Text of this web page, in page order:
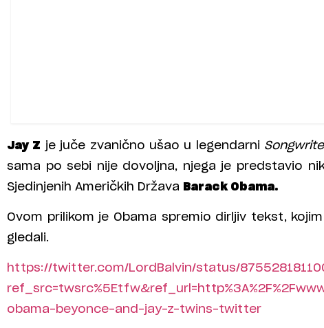
Jay Z je juče zvanično ušao u legendarni
sama po sebi nije dovoljna, njega je predstavio
Sjedinjenih Američkih Država
Barack Obama.
Ovom prilikom je Obama spremio dirljiv tekst,
gledali.
https://twitter.com/LordBalvin/status/
obama-beyonce-and-jay-z-twins-twitter